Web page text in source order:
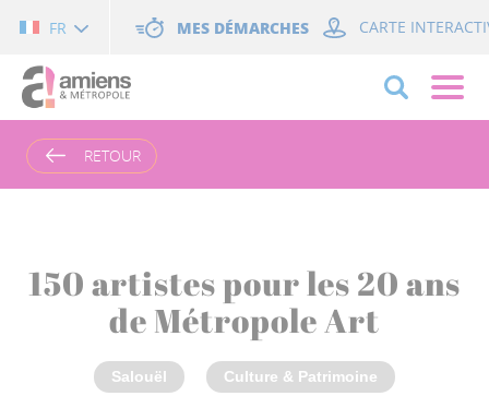
FR MES DÉMARCHES CARTE
RETOUR
150 artistes pour les 20 ans
de Métropole Art
Salouël Culture & Patrimoine